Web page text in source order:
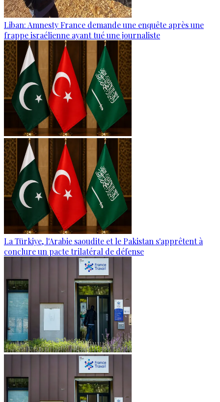
Liban: Amnesty France demande une enquête après une
frappe israélienne ayant tué une journaliste
La Türkiye, l'Arabie saoudite et le Pakistan s'apprêtent à
conclure un pacte trilatéral de défense